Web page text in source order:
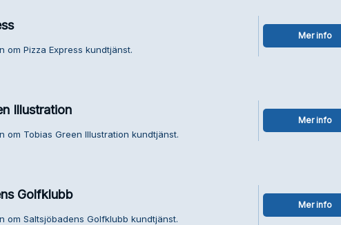
om Pizza Express kundtjänst.
Mer info
Illustration
om Tobias Green Illustration kundtjänst.
Mer info
Golfklubb
om Saltsjöbadens Golfklubb kundtjänst.
Mer info